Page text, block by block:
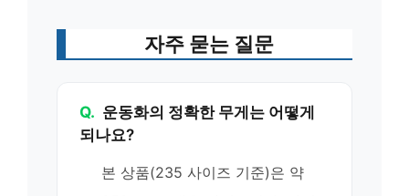
자주 묻는 질문
Q. 운동화의 정확한 무게는 어떻게
되나요?
본 상품(235 사이즈 기준)은 약